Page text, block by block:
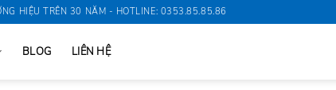
HIỆU TRÊN 30 NĂM - HOTLINE: 0353.85.85.86
BLOG LIÊN HỆ